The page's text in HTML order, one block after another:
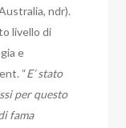
ndr).
livello di
e
“E’ stato
per questo
fama